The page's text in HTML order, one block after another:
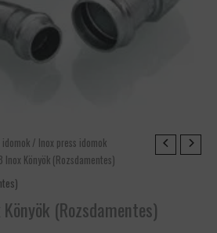
/ Inox press idomok
Inox Könyök (Rozsdamentes)
(Rozsdamentes)